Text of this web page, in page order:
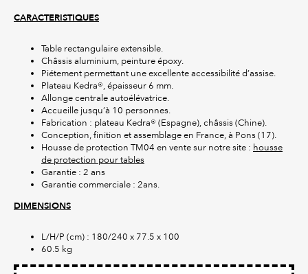
CARACTERISTIQUES
Table rectangulaire extensible.
Châssis aluminium, peinture époxy.
Piétement permettant une excellente accessibilité d’assise.
Plateau Kedra®, épaisseur 6 mm.
Allonge centrale autoélévatrice.
Accueille jusqu’à 10 personnes.
Fabrication : plateau Kedra® (Espagne), châssis (Chine).
Conception, finition et assemblage en France, à Pons (17).
Housse de protection TM04 en vente sur notre site : housse
de protection pour tables
Garantie : 2 ans
Garantie commerciale : 2ans.
DIMENSIONS
L/H/P (cm) : 180/240 x 77.5 x 100
60.5 kg